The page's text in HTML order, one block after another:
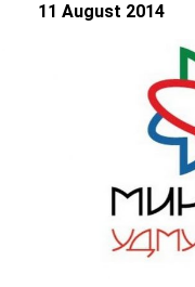
11 August 2014